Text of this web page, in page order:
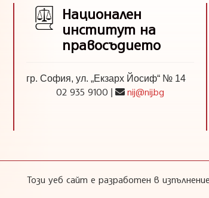
Национален
институт на
правосъдието
гр. София, ул. „Екзарх Йосиф“ № 14
02 935 9100 nij@nij.bg
Този уеб сайт е разработен в